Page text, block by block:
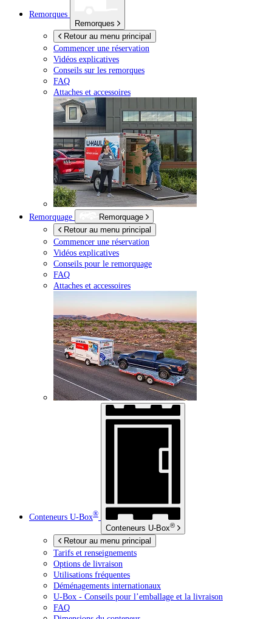
Remorques
Remorques
Retour au menu principal
Commencer une réservation
Vidéos explicatives
Conseils sur les remorques
FAQ
Attaches et accessoires
Remorquage
Remorquage
Retour au menu principal
Commencer une réservation
Vidéos explicatives
Conseils pour le remorquage
FAQ
Attaches et accessoires
Conteneurs U-Box®
Conteneurs U-Box®
Retour au menu principal
Tarifs et renseignements
Options de livraison
Utilisations fréquentes
Déménagements internationaux
U-Box - Conseils pour l’emballage et la livraison
FAQ